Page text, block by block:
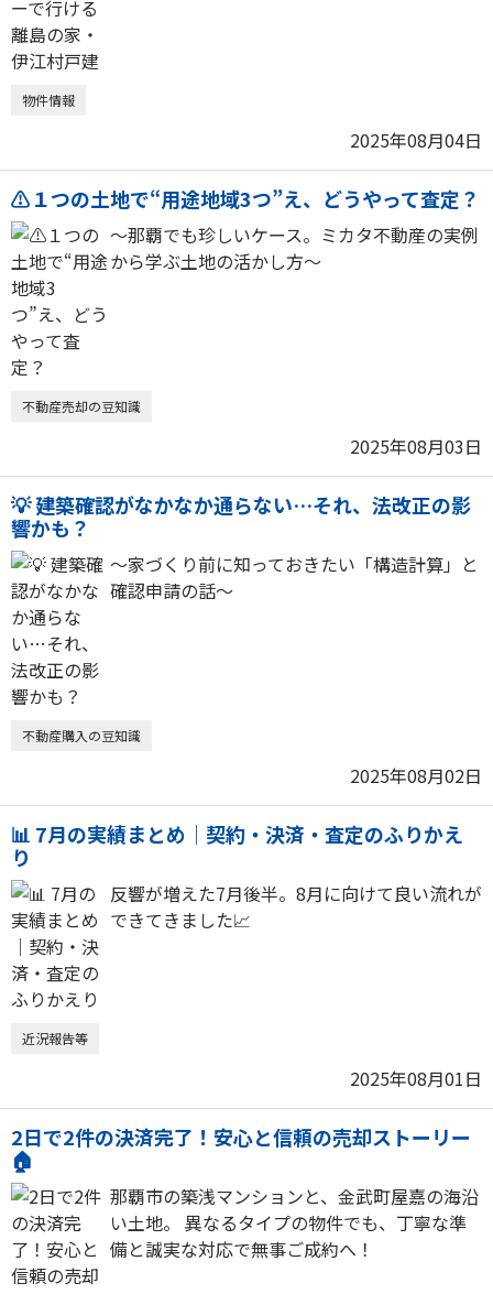
物件情報
2025年08月04日
⚠️１つの土地で“用途地域3つ”え、どうやって査定？
〜那覇でも珍しいケース。ミカタ不動産の実例
から学ぶ土地の活かし方〜
不動産売却の豆知識
2025年08月03日
💡 建築確認がなかなか通らない…それ、法改正の影
響かも？
〜家づくり前に知っておきたい「構造計算」と
確認申請の話〜
不動産購入の豆知識
2025年08月02日
📊 7月の実績まとめ｜契約・決済・査定のふりかえ
り
反響が増えた7月後半。8月に向けて良い流れが
できてきました📈
近況報告等
2025年08月01日
2日で2件の決済完了！安心と信頼の売却ストーリー
🏠
那覇市の築浅マンションと、金武町屋嘉の海沿
い土地。 異なるタイプの物件でも、丁寧な準
備と誠実な対応で無事ご成約へ！